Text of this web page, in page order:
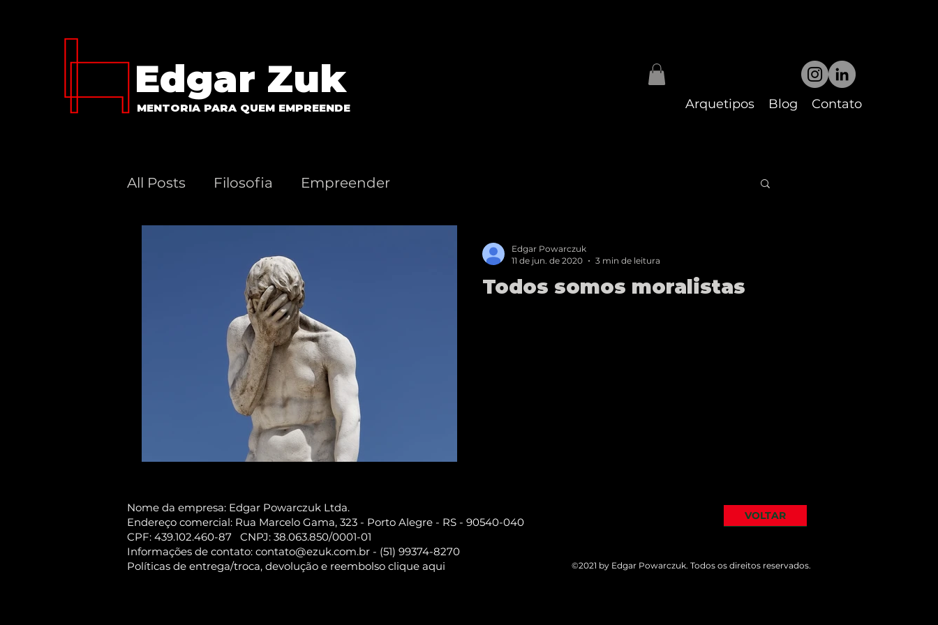
Edgar Zuk
MENTORIA PARA QUEM EMPREENDE Arquetipos Blog Contato
All Posts Filosofia Empreender
Todos somos moralistas
Edgar Powarczuk
11 de jun. de 2020
3 min de leitura
Nome da empresa: Edgar Powarczuk Ltda.
Endereço comercial: Rua Marcelo Gama, 323 - Porto Alegre - RS - 90540-040
CPF: 439.102.460-87 CNPJ: 38.063.850/0001-01
Informações de contato: contato@ezuk.com.br - (51) 99374-8270
Políticas de entrega/troca, devolução e reembolso clique aqui
©2021 by Edgar Powarczuk. Todos os direitos reservados.
VOLTAR